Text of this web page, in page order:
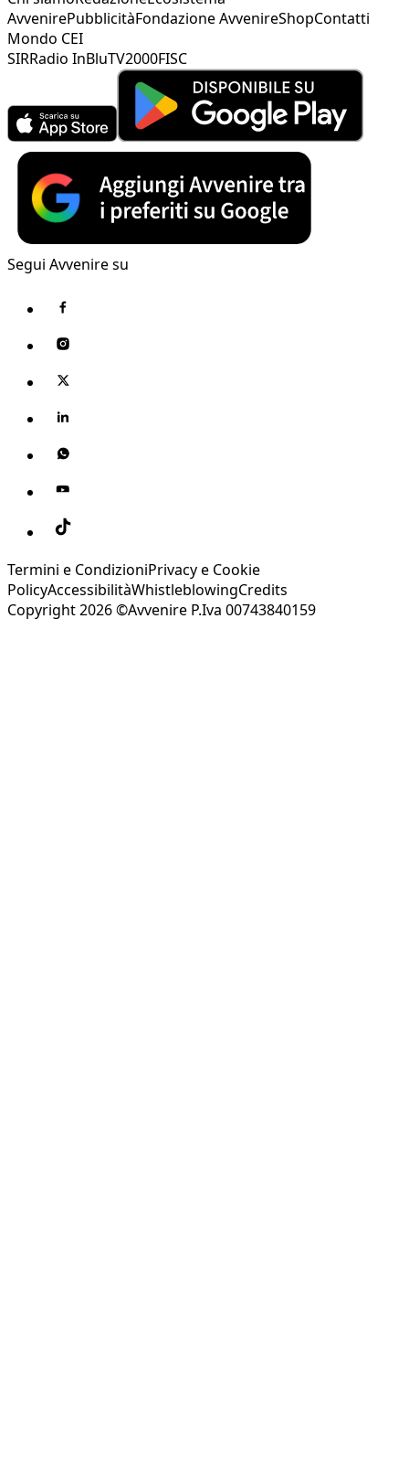
AvvenirePubblicitàFondazione AvvenireShopContatti
Mondo CEI
SIRRadio InBluTV2000FISC
Segui Avvenire su
Termini e CondizioniPrivacy e Cookie
PolicyAccessibilitàWhistleblowingCredits
Copyright 2026 ©Avvenire P.Iva 00743840159